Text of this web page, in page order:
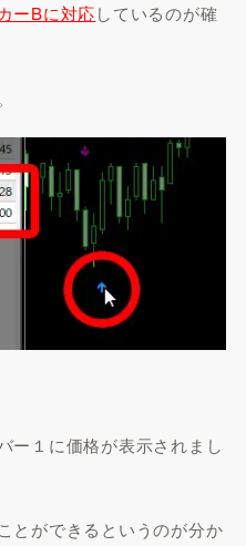
ーBに対応しているのが確
ー１に価格が表示されまし
とができるというのが分か